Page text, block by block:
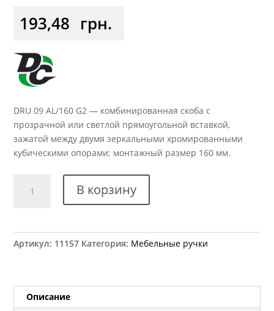
193,48 грн.
DRU 09 AL/160 G2 — комбинированная скоба с
прозрачной или светлой прямоугольной вставкой,
зажатой между двумя зеркальными хромированными
кубическими опорами; монтажный размер 160 мм.
товара
09
RU06/C00/04/160
В корзину
Артикул: 11157 Категория: Мебельные ручки
Описание